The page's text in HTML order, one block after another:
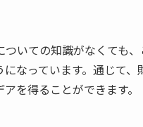
ついての知識がなくても
になっています。通じて
を得ることができます。